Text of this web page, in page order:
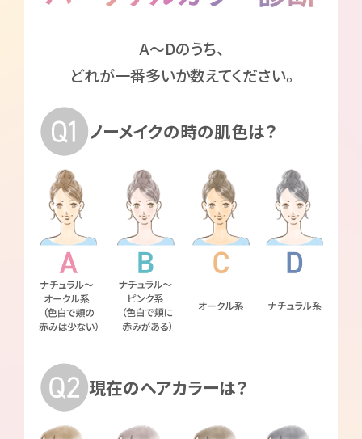
A～Dのうち、
どれが一番多いか数えてください。
ノーメイクの時の肌色は？
現在のヘアカラーは？